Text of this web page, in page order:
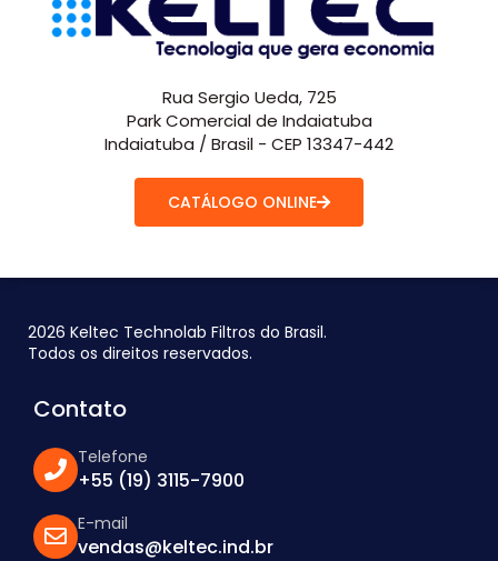
Rua Sergio Ueda, 725
Park Comercial de Indaiatuba
Indaiatuba / Brasil - CEP 13347-442
CATÁLOGO ONLINE
2026 Keltec Technolab Filtros do Brasil.
Todos os direitos reservados.
Contato
Telefone
+55 (19) 3115-7900
E-mail
vendas@keltec.ind.br